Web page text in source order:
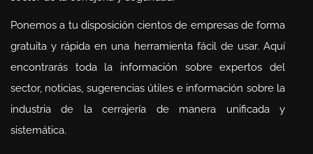
Ponemos a tu disposición cientos de empresas de forma
gratuita y rápida en una herramienta fácil de usar. Aquí
encontrarás toda la información sobre expertos del
sector, noticias, sugerencias útiles e información sobre la
industria de la cerrajería de manera unificada y
sistemática.